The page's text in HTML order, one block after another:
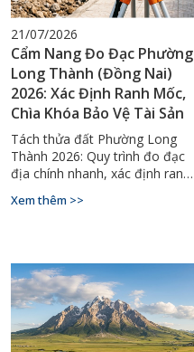
21/07/2026
Cẩm Nang Đo Đạc Phường
Long Thành (Đồng Nai)
2026: Xác Định Ranh Mốc,
Chìa Khóa Bảo Vệ Tài Sản
Tách thửa đất Phường Long
Thành 2026: Quy trình đo đạc
địa chính nhanh, xác định ranh
vấn 0929.88.66.99.
Xem thêm >>